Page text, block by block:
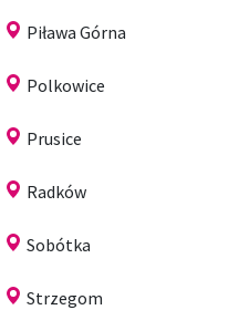
Piława Górna
Polkowice
Prusice
Radków
Sobótka
Strzegom